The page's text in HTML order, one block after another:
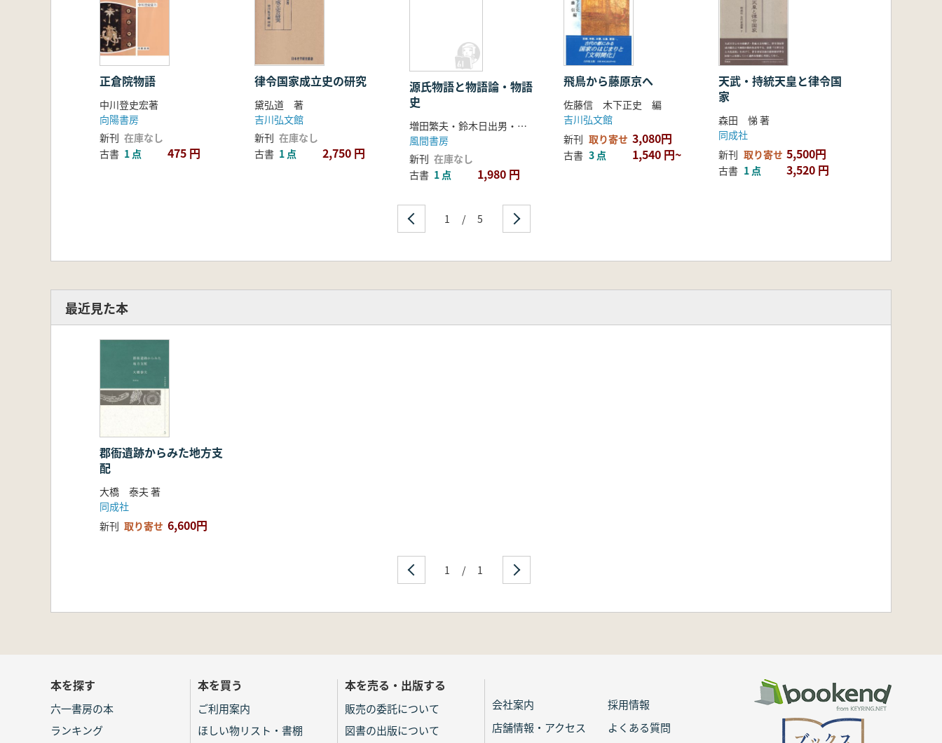
正倉院物語
中川登史宏著
向陽書房
新刊 在庫なし
古書 1 点 475 円
律令国家成立史の研究
黛弘道 著
吉川弘文館
新刊 在庫なし
古書 1 点 2,750 円
源氏物語と物語論・物語
史
増田繁夫・鈴木日出男・伊井春樹 編
風間書房
新刊 在庫なし
古書 1 点 1,980 円
飛鳥から藤原京へ
佐藤信 木下正史 編
吉川弘文館
新刊 取り寄せ 3,080円
古書 3 点 1,540 円~
天武・持統天皇と律令国
家
森田 悌 著
同成社
新刊 取り寄せ 5,500円
古書 1 点 3,520 円
1 / 5
最近見た本
郡衙遺跡からみた地方支
配
大橋 泰夫 著
同成社
新刊 取り寄せ 6,600円
1 / 1
本を探す
六一書房の本
ランキング
本を買う
ご利用案内
ほしい物リスト・書棚
本を売る・出版する
販売の委託について
図書の出版について
会社案内
採用情報
店舗情報・アクセス
よくある質問